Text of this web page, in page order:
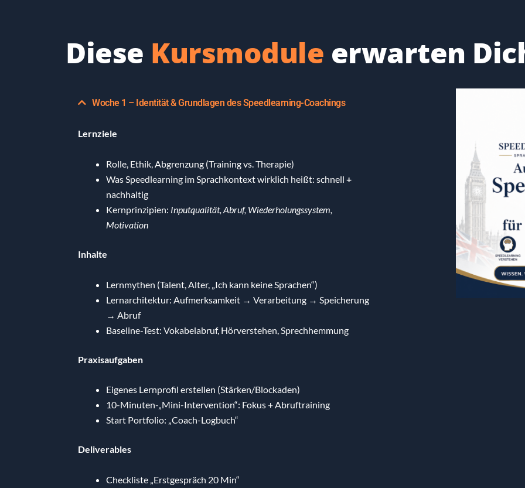
Diese Kursmodule erwarten
Woche 1 – Identität & Grundlagen des Speedlearning-Coachings
Lernziele
Rolle, Ethik, Abgrenzung (Training vs. Therapie)
Was Speedlearning im Sprachkontext wirklich heißt: schnell +
nachhaltig
Kernprinzipien: Inputqualität, Abruf, Wiederholungssystem,
Motivation
Inhalte
Lernmythen (Talent, Alter, „Ich kann keine Sprachen“)
Lernarchitektur: Aufmerksamkeit → Verarbeitung → Speicherung
→ Abruf
Baseline-Test: Vokabelabruf, Hörverstehen, Sprechhemmung
Praxisaufgaben
Eigenes Lernprofil erstellen (Stärken/Blockaden)
10-Minuten-„Mini-Intervention“: Fokus + Abruftraining
Start Portfolio: „Coach-Logbuch“
Deliverables
Checkliste „Erstgespräch 20 Min“